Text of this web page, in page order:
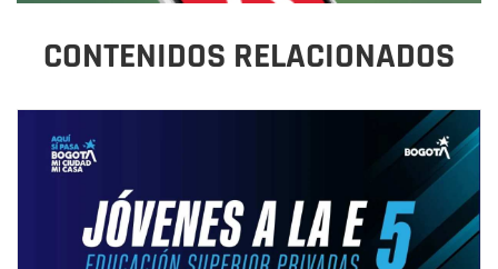
CONTENIDOS RELACIONADOS